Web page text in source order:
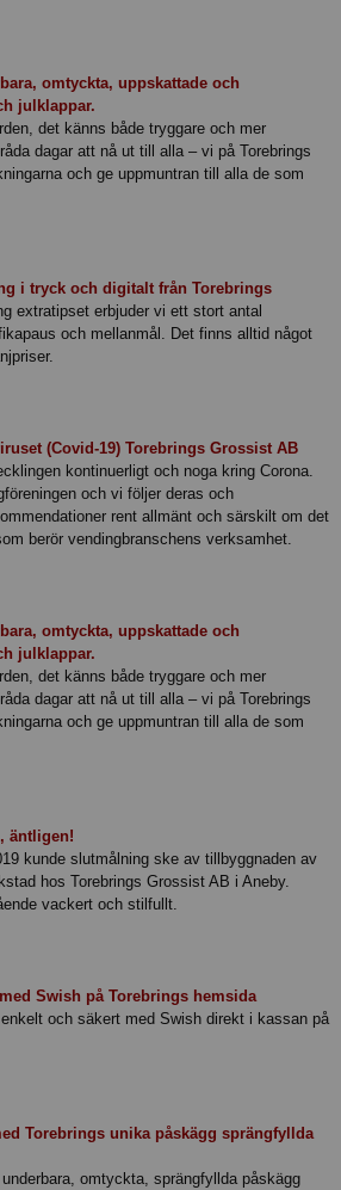
omtyckta, uppskattade och
julklappar.
det känns både tryggare och mer
dagar att nå ut till alla – vi på Torebrings
och ge uppmuntran till alla de som
i tryck och digitalt från Torebrings
extratipset erbjuder vi ett stort antal
och mellanmål. Det finns alltid något
(Covid-19) Torebrings Grossist AB
kontinuerligt och noga kring Corona.
och vi följer deras och
rent allmänt och särskilt om det
berör vendingbranschens verksamhet.
omtyckta, uppskattade och
julklappar.
det känns både tryggare och mer
dagar att nå ut till alla – vi på Torebrings
och ge uppmuntran till alla de som
äntligen!
kunde slutmålning ske av tillbyggnaden av
hos Torebrings Grossist AB i Aneby.
vackert och stilfullt.
Swish på Torebrings hemsida
och säkert med Swish direkt i kassan på
Torebrings unika påskägg sprängfyllda
omtyckta, sprängfyllda påskägg